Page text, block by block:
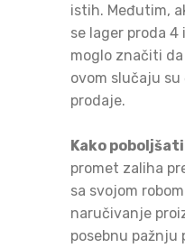
istih. Međutim,
se lager proda
moglo značiti
ovom slučaju
Kako
promet zaliha
sa svojom
naručivanje
posebnu